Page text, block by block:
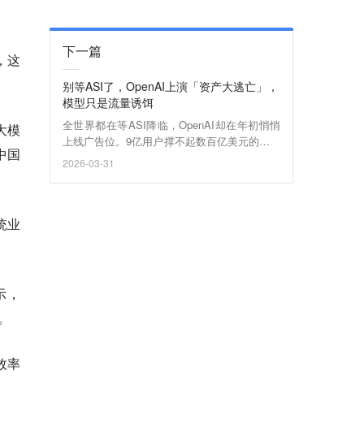
这
模
国
业
率
下一篇
别等ASI了，OpenAI上演「资产大逃亡」，
模型只是流量诱饵
全世界都在等ASI降临，OpenAI却在年初悄悄
上线广告位。9亿用户撑不起数百亿美元的算力
账单，智力正在贬值，神仙也得下凡赚钱！
2026-03-31